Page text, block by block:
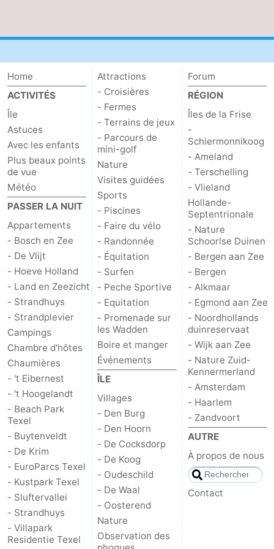
Duinen
aan
Zee
Bergen
-
Alkmaar
-
Egmond
aan
Zee
-
Noordhollands
duinreservaat
-
Wijk
Zee
-
Zuid-
Kennermerland
Amsterdam
-
Haarlem
-
Zandvoort
Météo
Contact
Home
ACTIVITÉS
Île
Astuces
Avec les enfants
Plus beaux points
de vue
Météo
PASSER LA NUIT
Appartements
- Bosch en Zee
- De Vlijt
- Hoeve Holland
- Land en Zeezicht
- Strandhuys
- Strandplevier
Campings
Chambre d'hôtes
Chaumières
- 't Eibernest
- 't Hoogelandt
- Beach Park
Texel
- Buytenveldt
- De Krim
- EuroParcs Texel
- Kustpark Texel
- Sluftervallei
- Strandhuys
- Villapark
Residentie Texel
Attractions
- Croisières
- Fermes
- Terrains de jeux
- Parcours de
mini-golf
Nature
Visites guidées
Sports
- Piscines
- Faire du vélo
- Randonnée
- Équitation
- Surfen
- Peche Sportive
- Equitation
- Promenade sur
les Wadden
Boire et manger
Événements
ÎLE
Villages
- Den Burg
- Den Hoorn
- De Cocksdorp
- De Koog
- Oudeschild
- De Waal
- Oosterend
Nature
Observation des
Forum
RÉGION
Îles de la Frise
-
Schiermonnikoog
- Ameland
- Terschelling
- Vlieland
Hollande-
Septentrionale
- Nature
Schoorlse Duinen
- Bergen aan Zee
- Bergen
- Alkmaar
- Egmond aan Zee
- Noordhollands
duinreservaat
- Wijk aan Zee
- Nature Zuid-
Kennermerland
- Amsterdam
- Haarlem
- Zandvoort
AUTRE
À propos de nous
Contact